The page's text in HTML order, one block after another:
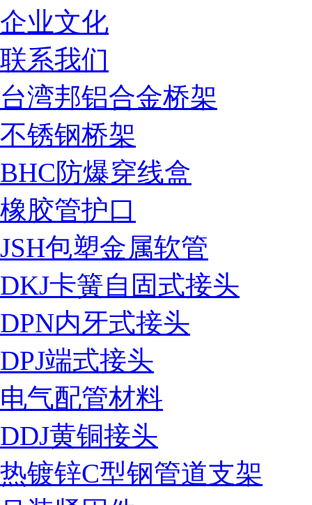
企业文化
联系我们
台湾邦铝合金桥架
不锈钢桥架
BHC防爆穿线盒
橡胶管护口
JSH包塑金属软管
DKJ卡簧自固式接头
DPN内牙式接头
DPJ端式接头
电气配管材料
DDJ黄铜接头
热镀锌C型钢管道支架